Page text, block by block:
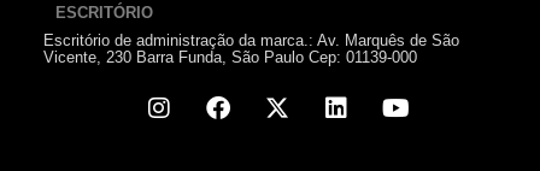
ESCRITÓRIO
Escritório de administração da marca.: Av. Marquês de São
Vicente, 230 Barra Funda, São Paulo Cep: 01139-000